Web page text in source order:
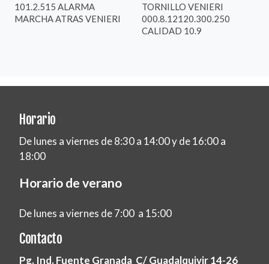
101.2.515 ALARMA
MARCHA ATRAS VENIERI
TORNILLO VENIERI
000.8.12120.300.250
CALIDAD 10.9
Horario
De lunes a viernes de 8:30 a 14:00 y de 16:00 a
18:00
Horario de verano
De lunes a viernes de 7:00 a 15:00
Contacto
Pg. Ind. Fuente Granada C/ Guadalquivir 14-26